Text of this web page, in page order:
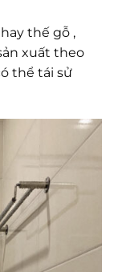
thế gỗ ,
xuất theo
thể tái sử